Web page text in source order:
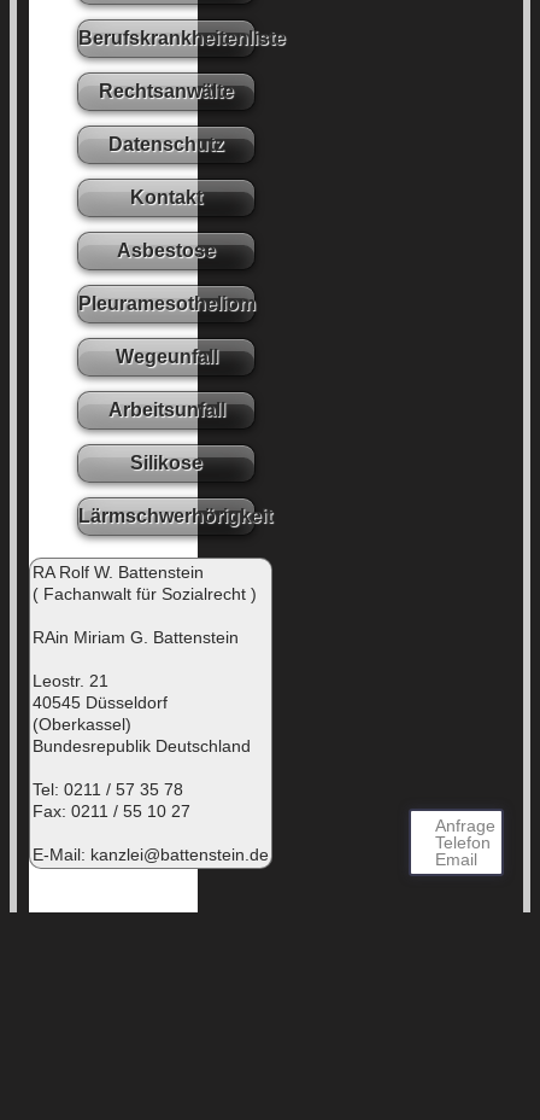
Berufskrankheitenliste
Rechtsanwälte
Datenschutz
Kontakt
Asbestose
Pleuramesotheliom
Wegeunfall
Arbeitsunfall
Silikose
Lärmschwerhörigkeit
RA Rolf W. Battenstein
( Fachanwalt für Sozialrecht )
RAin Miriam G. Battenstein
Leostr. 21
40545 Düsseldorf
(Oberkassel)
Bundesrepublik Deutschland
Tel: 0211 / 57 35 78
Fax: 0211 / 55 10 27
E-Mail: kanzlei@battenstein.de
Anfrage
Telefon
Email